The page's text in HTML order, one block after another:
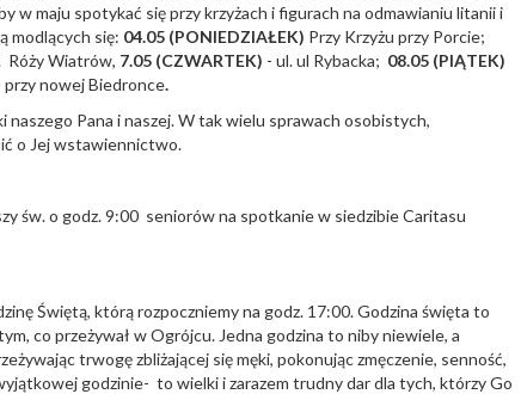
w maju spotykać się przy krzyżach i figurach na odmawianiu litanii i
modlących się: 04.05 (PONIEDZIAŁEK) Przy Krzyżu przy Porcie;
Róży Wiatrów, 7.05 (CZWARTEK) - ul. ul Rybacka; 08.05 (PIĄTEK)
przy nowej Biedronce.
Pana i naszej. W tak wielu sprawach osobistych,
o Jej wstawiennictwo.
św. o godz. 9:00 seniorów na spotkanie w siedzibie Caritasu
Świętą, którą rozpoczniemy na godz. 17:00. Godzina święta to
co przeżywał w Ogrójcu. Jedna godzina to niby niewiele, a
trwogę zbliżającej się męki, pokonując zmęczenie, senność,
godzinie- to wielki i zarazem trudny dar dla tych, którzy Go